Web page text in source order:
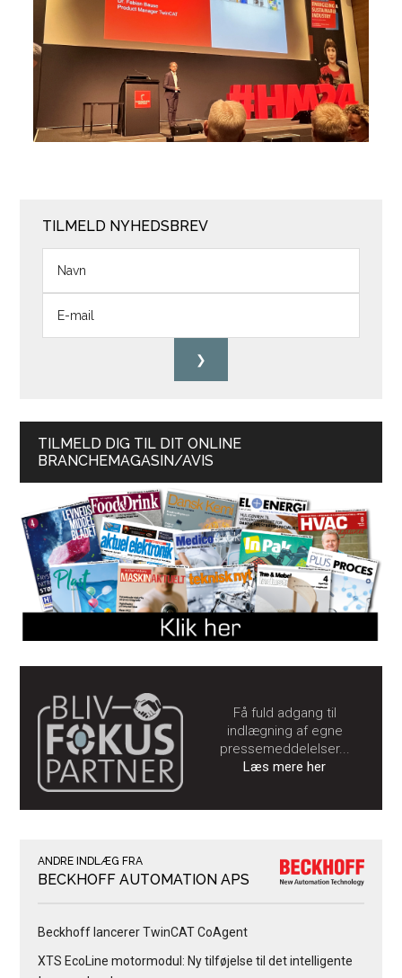
TILMELD NYHEDSBREV
TILMELD DIG TIL DIT ONLINE
BRANCHEMAGASIN/AVIS
Få fuld adgang til
indlægning af egne
pressemeddelelser...
Læs mere her
ANDRE INDLÆG FRA
BECKHOFF AUTOMATION APS
Beckhoff lancerer TwinCAT CoAgent
XTS EcoLine motormodul: Ny tilføjelse til det intelligente